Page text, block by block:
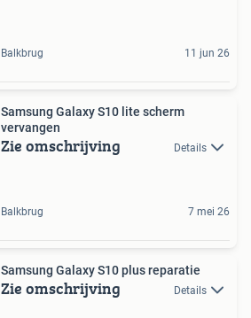
Balkbrug 11 jun 26
Samsung Galaxy S10 lite scherm
vervangen
Zie omschrijving Details
Balkbrug 7 mei 26
Samsung Galaxy S10 plus reparatie
Zie omschrijving Details